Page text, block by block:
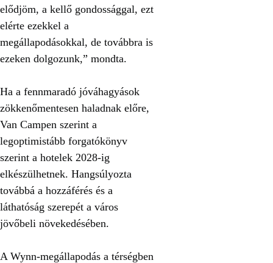
elődjöm, a kellő gondossággal, ezt
elérte ezekkel a
megállapodásokkal, de továbbra is
ezeken dolgozunk,” mondta.
Ha a fennmaradó jóváhagyások
zökkenőmentesen haladnak előre,
Van Campen szerint a
legoptimistább forgatókönyv
szerint a hotelek 2028-ig
elkészülhetnek. Hangsúlyozta
továbbá a hozzáférés és a
láthatóság szerepét a város
jövőbeli növekedésében.
A Wynn-megállapodás a térségben